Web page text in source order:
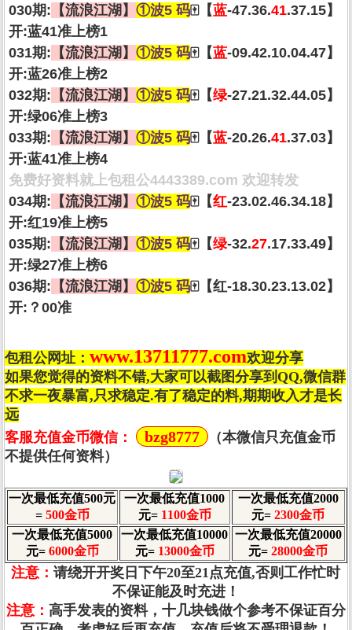
030期: 【流浪江湖】 ①波5 码🀄【蓝-47.36.41.37.15】
开:蓝41准上榜1
031期: 【流浪江湖】 ①波5 码🀄【蓝-09.42.10.04.47】
开:蓝26准上榜2
032期: 【流浪江湖】 ①波5 码🀄【绿-27.21.32.44.05】
开:绿06准上榜3
033期: 【流浪江湖】 ①波5 码🀄【蓝-20.26.41.37.03】
开:蓝41准上榜4
免费好资料就上包租公4443389.com 欢迎转发
034期: 【流浪江湖】 ①波5 码🀄【红-23.02.46.34.18】
开:红19准上榜5
035期: 【流浪江湖】 ①波5 码🀄【绿-32.27.17.33.49】
开:绿27准上榜6
036期: 【流浪江湖】 ①波5 码🀄【红-18.30.23.13.02】
开:？00准
包租公网址： www.13711777.com欢迎分享
如果您觉得的资料不错,大家可以截图分享到QQ,微信群
不求一夜暴富,只求稳定.有了稳定的料,期期收入才是长
远
客服充值金币微信：
bzg8777 （本微信只充值金币
不提供任何资料）
一次最低充值500元
= 500金币
一次最低充值1000
元= 1100金币
一次最低充值2000
元= 2300金币
一次最低充值5000
元= 6000金币
一次最低充值10000
元= 13000金币
一次最低充值20000
元= 28000金币
注意：请绕开开奖日下午20至21点充值,否则工作忙时
不保证能及时充进！
注意： 高手发表的资料，十几块钱做个参考不保证百分